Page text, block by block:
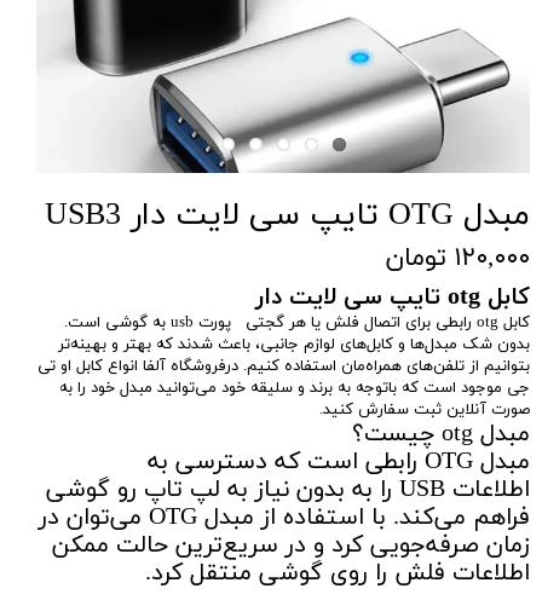
مبدل OTG تایپ سی لایت دار USB3
۱۲۰,۰۰۰ تومان
کابل otg تایپ سی لایت دار
کابل otg رابطی برای اتصال فلش یا هر گجتی پورت usb به گوشی است.
بدون شک مبدل‌ها و کابل‌های لوازم جانبی، باعث شدند که بهتر و بهینه‌تر
بتوانیم از تلفن‌های همراه‌مان استفاده کنیم. درفروشگاه آلفا انواع کابل او تی
جی موجود است که باتوجه به برند و سلیقه خود می‌توانید مبدل خود را به
صورت آنلاین ثبت سفارش کنید.
مبدل otg چیست؟
مبدل OTG رابطی است که دسترسی به
اطلاعات USB را به بدون نیاز به لپ تاپ رو گوشی
فراهم می‌کند. با استفاده از مبدل OTG می‌توان در
زمان صرفه‌جویی کرد و در سریع‌ترین حالت ممکن
اطلاعات فلش را روی گوشی منتقل کرد.